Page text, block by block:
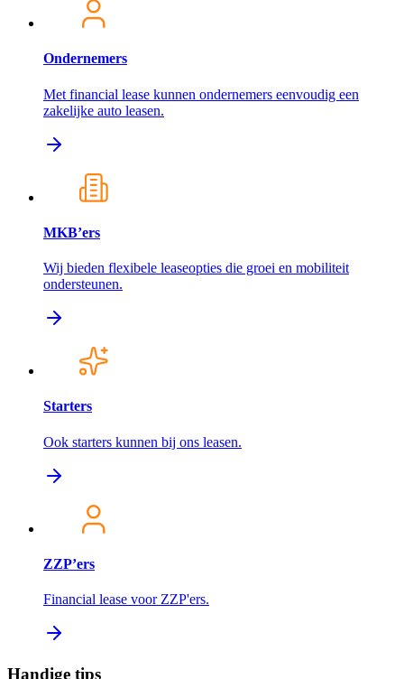
Ondernemers
Met financial lease kunnen ondernemers eenvoudig een
zakelijke auto leasen.
MKB’ers
Wij bieden flexibele leaseopties die groei en mobiliteit
ondersteunen.
Starters
Ook starters kunnen bij ons leasen.
ZZP’ers
Financial lease voor ZZP'ers.
Handige tips